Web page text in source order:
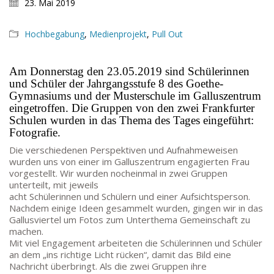
23. Mai 2019
Hochbegabung, Medienprojekt, Pull Out
Am Donnerstag den 23.05.2019 sind Schülerinnen
und Schüler der Jahrgangsstufe 8 des Goethe-
Gymnasiums und der Musterschule im Galluszentrum
eingetroffen. Die Gruppen von den zwei Frankfurter
Schulen wurden in das Thema des Tages eingeführt:
Fotografie.
Die verschiedenen Perspektiven und Aufnahmeweisen
wurden uns von einer im Galluszentrum engagierten Frau
vorgestellt. Wir wurden nocheinmal in zwei Gruppen
unterteilt, mit jeweils
acht Schülerinnen und Schülern und einer Aufsichtsperson.
Nachdem einige Ideen gesammelt wurden, gingen wir in das
Gallusviertel um Fotos zum Unterthema Gemeinschaft zu
machen.
Mit viel Engagement arbeiteten die Schülerinnen und Schüler
an dem „ins richtige Licht rücken“, damit das Bild eine
Nachricht überbringt. Als die zwei Gruppen ihre
TEL: 069-212 – 335 25
DEPENDANCE
Beethovenstraße 8-10
SEKRETARIAT AUßENSTELLE
Melanie Jakob, Angela Thönissen
Mo – DO: 8:30 – 13:30 Uhr
Fr: 9:30 – 13:30 Uhr
TEL: 069-212-36869
SCHULLEITUNG